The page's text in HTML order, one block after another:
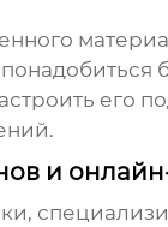
его
и